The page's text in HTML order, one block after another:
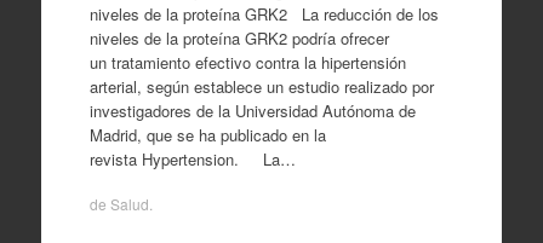
niveles de la proteína GRK2 La reducción de los
niveles de la proteína GRK2 podría ofrecer
un tratamiento efectivo contra la hipertensión
arterial, según establece un estudio realizado por
investigadores de la Universidad Autónoma de
Madrid, que se ha publicado en la
revista Hypertension. La…
de Salud